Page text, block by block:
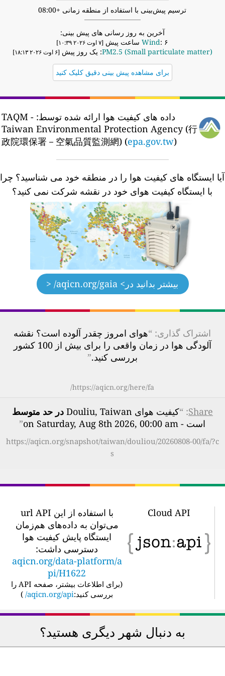
ترسیم پیش‌بینی با استفاده از منطقه زمانی +08:00
آخرین به روز رسانی های پیش بینی:
Wind : ۶ ساعت پیش [۷ اوت ۲۰۲۶ ۱۰:۳۹]
PM2.5 (Small particulate matter): یک روز پیش
برای مشاهده پیش بینی دقیق کلیک کنید
داده های کیفیت هوا ارائه شده توسط: TAQM -
Taiwan Environmental Protection Agency (行
政院環保署－空氣品質監測網) (epa.gov.tw)
ایستگاه های کیفیت هوا را در منطقه خود می شناسید؟ چرا
با ایستگاه کیفیت هوای خود در نقشه شرکت نمی کنید؟
بیشتر بدانید در> aqicn.org/gaia/ <
اشتراک گذاری: “هوای امروز چقدر آلوده است؟ نقشه
آلودگی هوا در زمان واقعی را برای بیش از 100 کشور
بررسی کنید.”
https://aqicn.org/here/fa/
Share
: “کیفیت هوای Douliu, Taiwan
در حد متوسط
است - on Saturday, Aug 8th 2026, 00:00 am
”
https://aqicn.org/snapshot/taiwan/douliou/20260808-00/fa/?c
s
Cloud API
با استفاده از این url API
می‌توان به داده‌های هم‌زمان
ایستگاه پایش کیفیت هوا
دسترسی داشت:
aqicn.org/data-platform/a
pi/H1622
برای اطلاعات بیشتر، صفحه API را
بررسی کنید:aqicn.org/api/
)
به دنبال شهر دیگری هستید؟